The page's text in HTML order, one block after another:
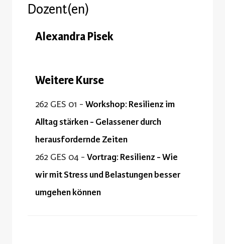
Dozent(en)
Alexandra Pisek
Weitere Kurse
262 GES 01 - Workshop: Resilienz im
Alltag stärken - Gelassener durch
herausfordernde Zeiten
262 GES 04 - Vortrag: Resilienz - Wie
wir mit Stress und Belastungen besser
umgehen können